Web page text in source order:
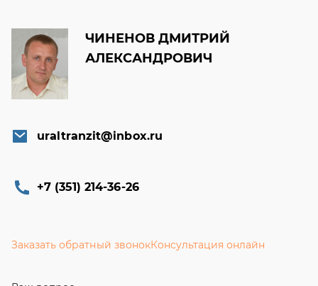
ЧИНЕНОВ ДМИТРИЙ
АЛЕКСАНДРОВИЧ
uraltranzit@inbox.ru
+7 (351) 214-36-26
Заказать обратный звонокКонсультация онлайн